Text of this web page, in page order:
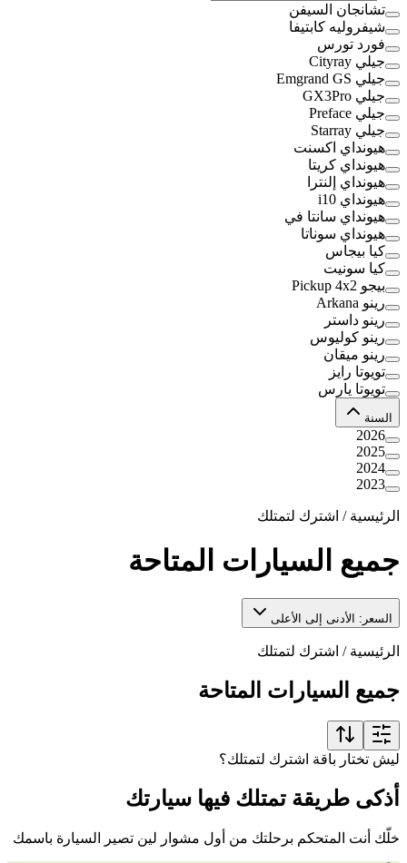
تشانجان السيفن
شيفروليه كابتيفا
فورد تورس
جيلي Cityray
جيلي Emgrand GS
جيلي GX3Pro
جيلي Preface
جيلي Starray
هيونداي اكسنت
هيونداي كريتا
هيونداي إلنترا
هيونداي i10
هيونداي سانتا في
هيونداي سوناتا
كيا بيجاس
كيا سونيت
بيجو Pickup 4x2
رينو Arkana
رينو داستر
رينو كوليوس
رينو ميقان
تويوتا رايز
تويوتا يارس
السنة
2026
2025
2024
2023
الرئيسية / اشترك لتمتلك
جميع السيارات المتاحة
السعر: الأدنى إلى الأعلى
الرئيسية / اشترك لتمتلك
جميع السيارات المتاحة
ليش تختار باقة اشترك لتمتلك؟
أذكى طريقة تمتلك فيها سيارتك
خلّك أنت المتحكم برحلتك من أول مشوار لين تصير السيارة باسمك